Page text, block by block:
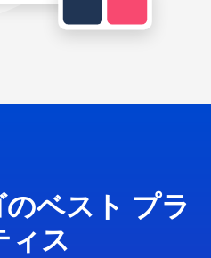
ベスト プラ
ィス